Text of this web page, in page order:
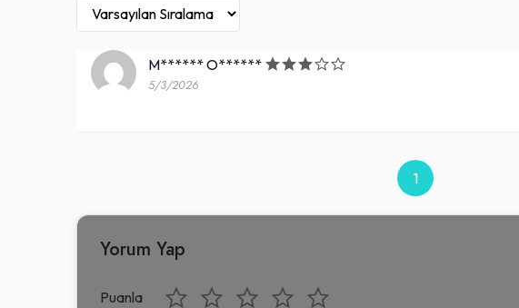
M****** O******
5/3/2026
1
Yorum Yap
Puanla